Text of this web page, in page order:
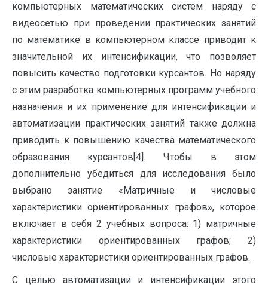
компьютерных математических систем наряду с
видеосетью при проведении практических занятий
по математике в компьютерном классе приводит к
значительной их интенсификации, что позволяет
повысить качество подготовки курсантов. Но наряду
с этим разработка компьютерных программ учебного
назначения и их применение для интенсификации и
автоматизации практических занятий также должна
приводить к повышению качества математического
образования курсантов[4]. Чтобы в этом
дополнительно убедиться для исследования было
выбрано занятие «Матричные и числовые
характеристики ориентированных графов», которое
включает в себя 2 учебных вопроса: 1) матричные
характеристики ориентированных графов; 2)
числовые характеристики ориентированных графов.
С целью автоматизации и интенсификации этого